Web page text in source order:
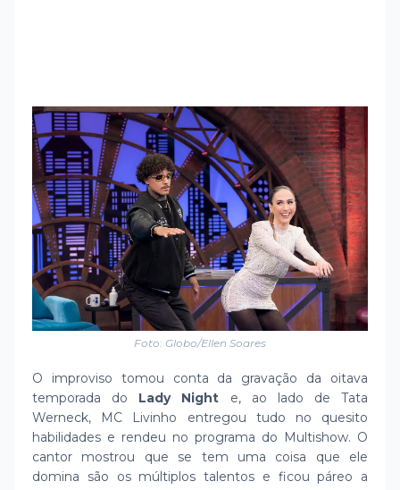
Foto: Globo/Ellen Soares
O improviso tomou conta da gravação da oitava
temporada do Lady Night e, ao lado de Tata
Werneck, MC Livinho entregou tudo no quesito
habilidades e rendeu no programa do Multishow. O
cantor mostrou que se tem uma coisa que ele
domina são os múltiplos talentos e ficou páreo a